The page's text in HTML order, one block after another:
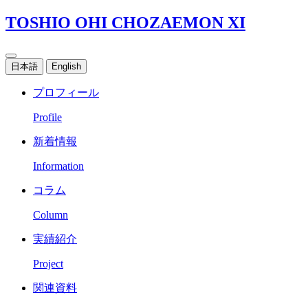
TOSHIO OHI CHOZAEMON XI
日本語 English
プロフィール
Profile
新着情報
Information
コラム
Column
実績紹介
Project
関連資料